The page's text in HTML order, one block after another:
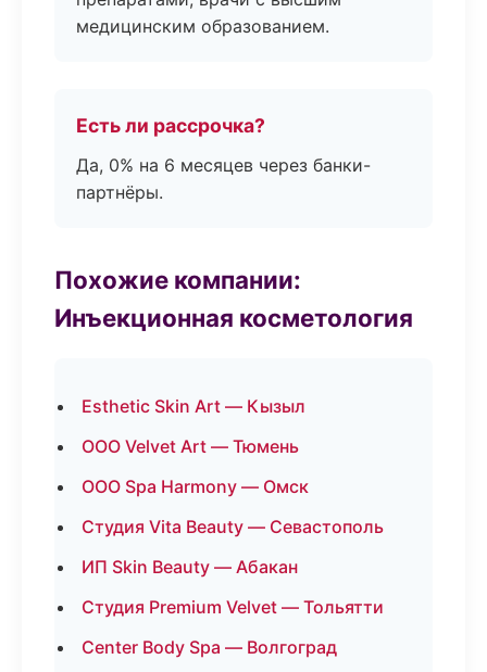
медицинским образованием.
Есть ли рассрочка?
Да, 0% на 6 месяцев через банки-
партнёры.
Похожие компании:
Инъекционная косметология
Esthetic Skin Art — Кызыл
ООО Velvet Art — Тюмень
ООО Spa Harmony — Омск
Студия Vita Beauty — Севастополь
ИП Skin Beauty — Абакан
Студия Premium Velvet — Тольятти
Center Body Spa — Волгоград